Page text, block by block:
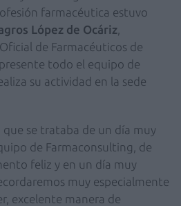
farmacéutica estuvo
López de Ocáriz
de Farmacéuticos de
todo el equipo de
su actividad en la sede
se trataba de un día muy
de Farmaconsulting, de
feliz y en un día muy
muy especialmente
excelente manera de